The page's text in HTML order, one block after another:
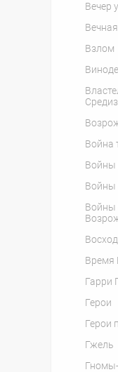
Вечер
Взлом
Война
Войны
Войны
Войны
Время
Гарри
Герои
Герои
Гжель